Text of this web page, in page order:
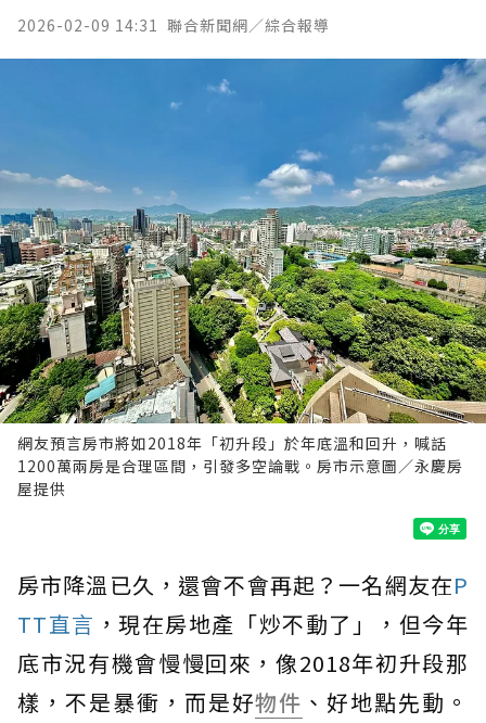
2026-02-09 14:31 聯合新聞網／綜合報導
網友預言房市將如2018年「初升段」於年底溫和回升，喊話
1200萬兩房是合理區間，引發多空論戰。房市示意圖／永慶房
屋提供
房市降溫已久，還會不會再起？一名網友在P
TT直言 ，現在房地產「炒不動了」，但今年
底市況有機會慢慢回來，像2018年初升段那
樣，不是暴衝，而是好物件 、好地點先動。